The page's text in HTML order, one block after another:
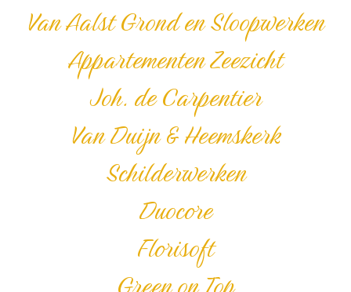
Van Aalst Grond en Sloopwerken
Appartementen Zeezicht
Joh. de Carpentier
Van Duijn & Heemskerk
Schilderwerken
Duocore
Florisoft